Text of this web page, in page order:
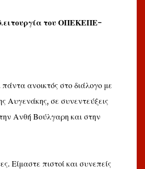
λειτουργία του ΟΠΕΚΕΠΕ-
ανοικτός στο διάλογο με
Αυγενάκης, σε συνεντεύξεις
Ανθή Βούλγαρη και στην
Είμαστε πιστοί και συνεπείς